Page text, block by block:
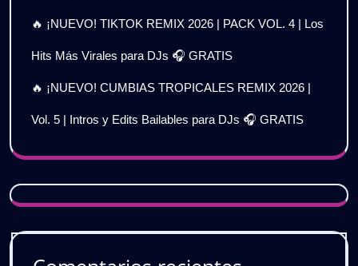
🔥 ¡NUEVO! TIKTOK REMIX 2026 | PACK VOL. 4 | Los
Hits Más Virales para DJs 🎧 GRATIS
🔥 ¡NUEVO! CUMBIAS TROPICALES REMIX 2026 |
Vol. 5 | Intros y Edits Bailables para DJs 🎧 GRATIS